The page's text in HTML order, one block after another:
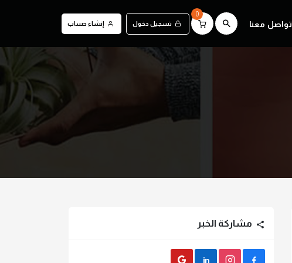
0
تسجيل دخول إنشاء حساب تواصل معنا
مشاركة الخبر